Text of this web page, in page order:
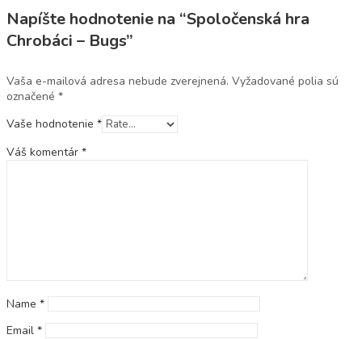
Napíšte hodnotenie na “Spoločenská hra
Chrobáci – Bugs”
Vaša e-mailová adresa nebude zverejnená. Vyžadované polia sú
označené *
Vaše hodnotenie *
Váš komentár *
Name *
Email *